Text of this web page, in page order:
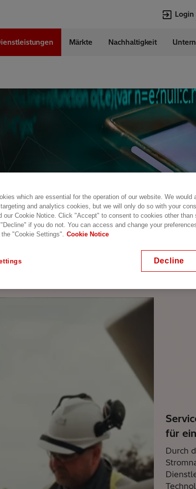
Login
Märkte Nachhaltigkeit
und
für
Durch
which are essential for the operation of our website. We would
and analytics cookies, but we will only do so with your
our Cookie Notice. Click "Accept" to consent to cookies other
if you do not. You can access and change your
"Cookie Settings".
Cookie Notice
Decline